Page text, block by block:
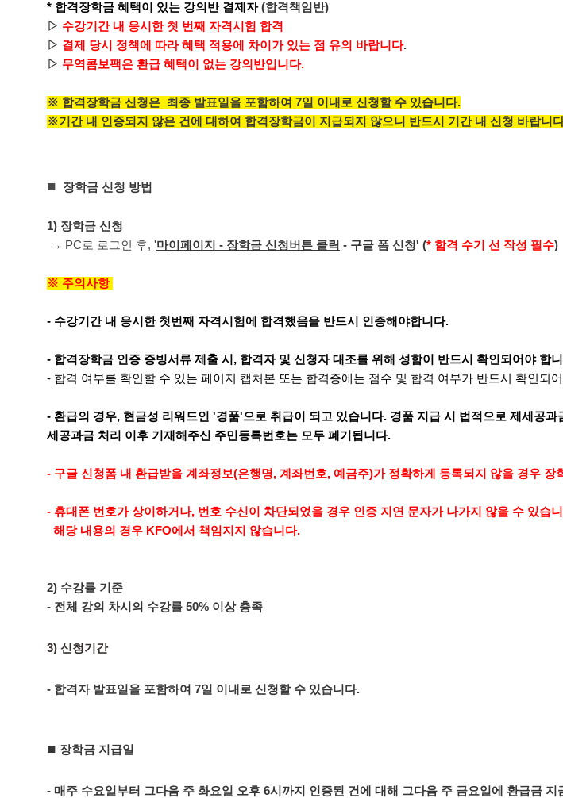
* 합격장학금 혜택이 있는 강의반 결제자 (합격책임반)
▷ 수강기간 내 응시한첫 번째 자격시험 합격
▷ 결제 당시 정책에 따라 혜택 적용에 차이가 있는 점 유의 바랍니다.
▷ 무역콤보팩은 환급 혜택이 없는 강의반입니다.
※ 합격장학금 신청은 최종 발표일을 포함하여 7일 이내로 신청할 수 있습니다.
※기간 내 인증되지 않은 건에 대하여 합격장학금이 지급되지 않으니 반드시 기간 내 신청 바랍니
■ 장학금 신청 방법
1) 장학금 신청
→ PC로 로그인 후, '마이페이지 - 장학금 신청버튼 클릭 - 구글 폼 신청' (* 합격 수기 선 작성 필수)
※ 주의사항
- 수강기간 내 응시한 첫번째 자격시험에 합격했음을 반드시 인증해야합니다.
- 합격장학금 인증 증빙서류 제출 시, 합격자 및 신청자 대조를 위해 성함이 반드시 확인되어야 합
- 합격 여부를 확인할 수 있는 페이지 캡처본 또는 합격증에는 점수 및 합격 여부가 반드시 확인되
- 환급의 경우, 현금성 리워드인 '경품'으로 취급이 되고 있습니다. 경품 지급 시 법적으로 제세공과
세공과금 처리 이후 기재해주신 주민등록번호는 모두 폐기됩니다.
- 구글 신청폼 내 환급받을 계좌정보(은행명, 계좌번호, 예금주)가 정확하게 등록되지 않을 경우
- 휴대폰 번호가 상이하거나, 번호 수신이 차단되었을 경우 인증 지연 문자가 나가지 않을 수 있습
해당 내용의 경우 KFO에서 책임지지 않습니다.
2) 수강률 기준
- 전체 강의 차시의 수강률 50% 이상 충족
3) 신청기간
- 합격자 발표일을 포함하여 7일 이내로 신청할 수 있습니다.
■ 장학금 지급일
- 매주 수요일부터 그다음 주 화요일 오후 6시까지 인증된 건에 대해 그다음 주 금요일에 환급금 지